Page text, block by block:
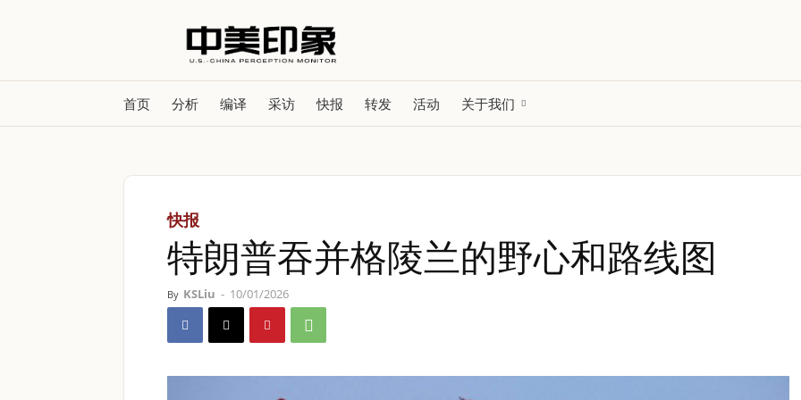
首页 分析 编译 采访 快报 转发 活动 关于我们
快报
特朗普吞并格陵兰的野心和路线图
By KSLiu - 10/01/2026